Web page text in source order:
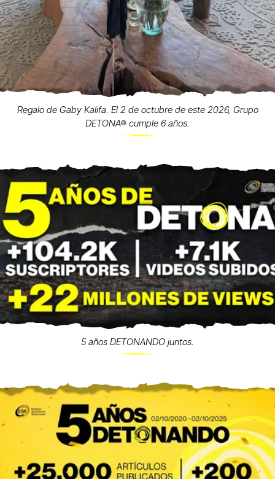
Regalo de Gaby Kalifa. El 2 de octubre de este 2026, Grupo
DETONA® cumple 6 años.
5 años DETONANDO juntos.